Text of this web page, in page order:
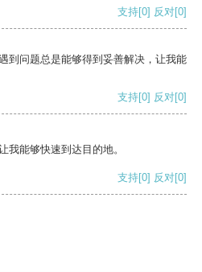
支持[0] 反对[0]
到问题总是能够得到妥善解决，让我能
支持[0] 反对[0]
我能够快速到达目的地。
支持[0] 反对[0]